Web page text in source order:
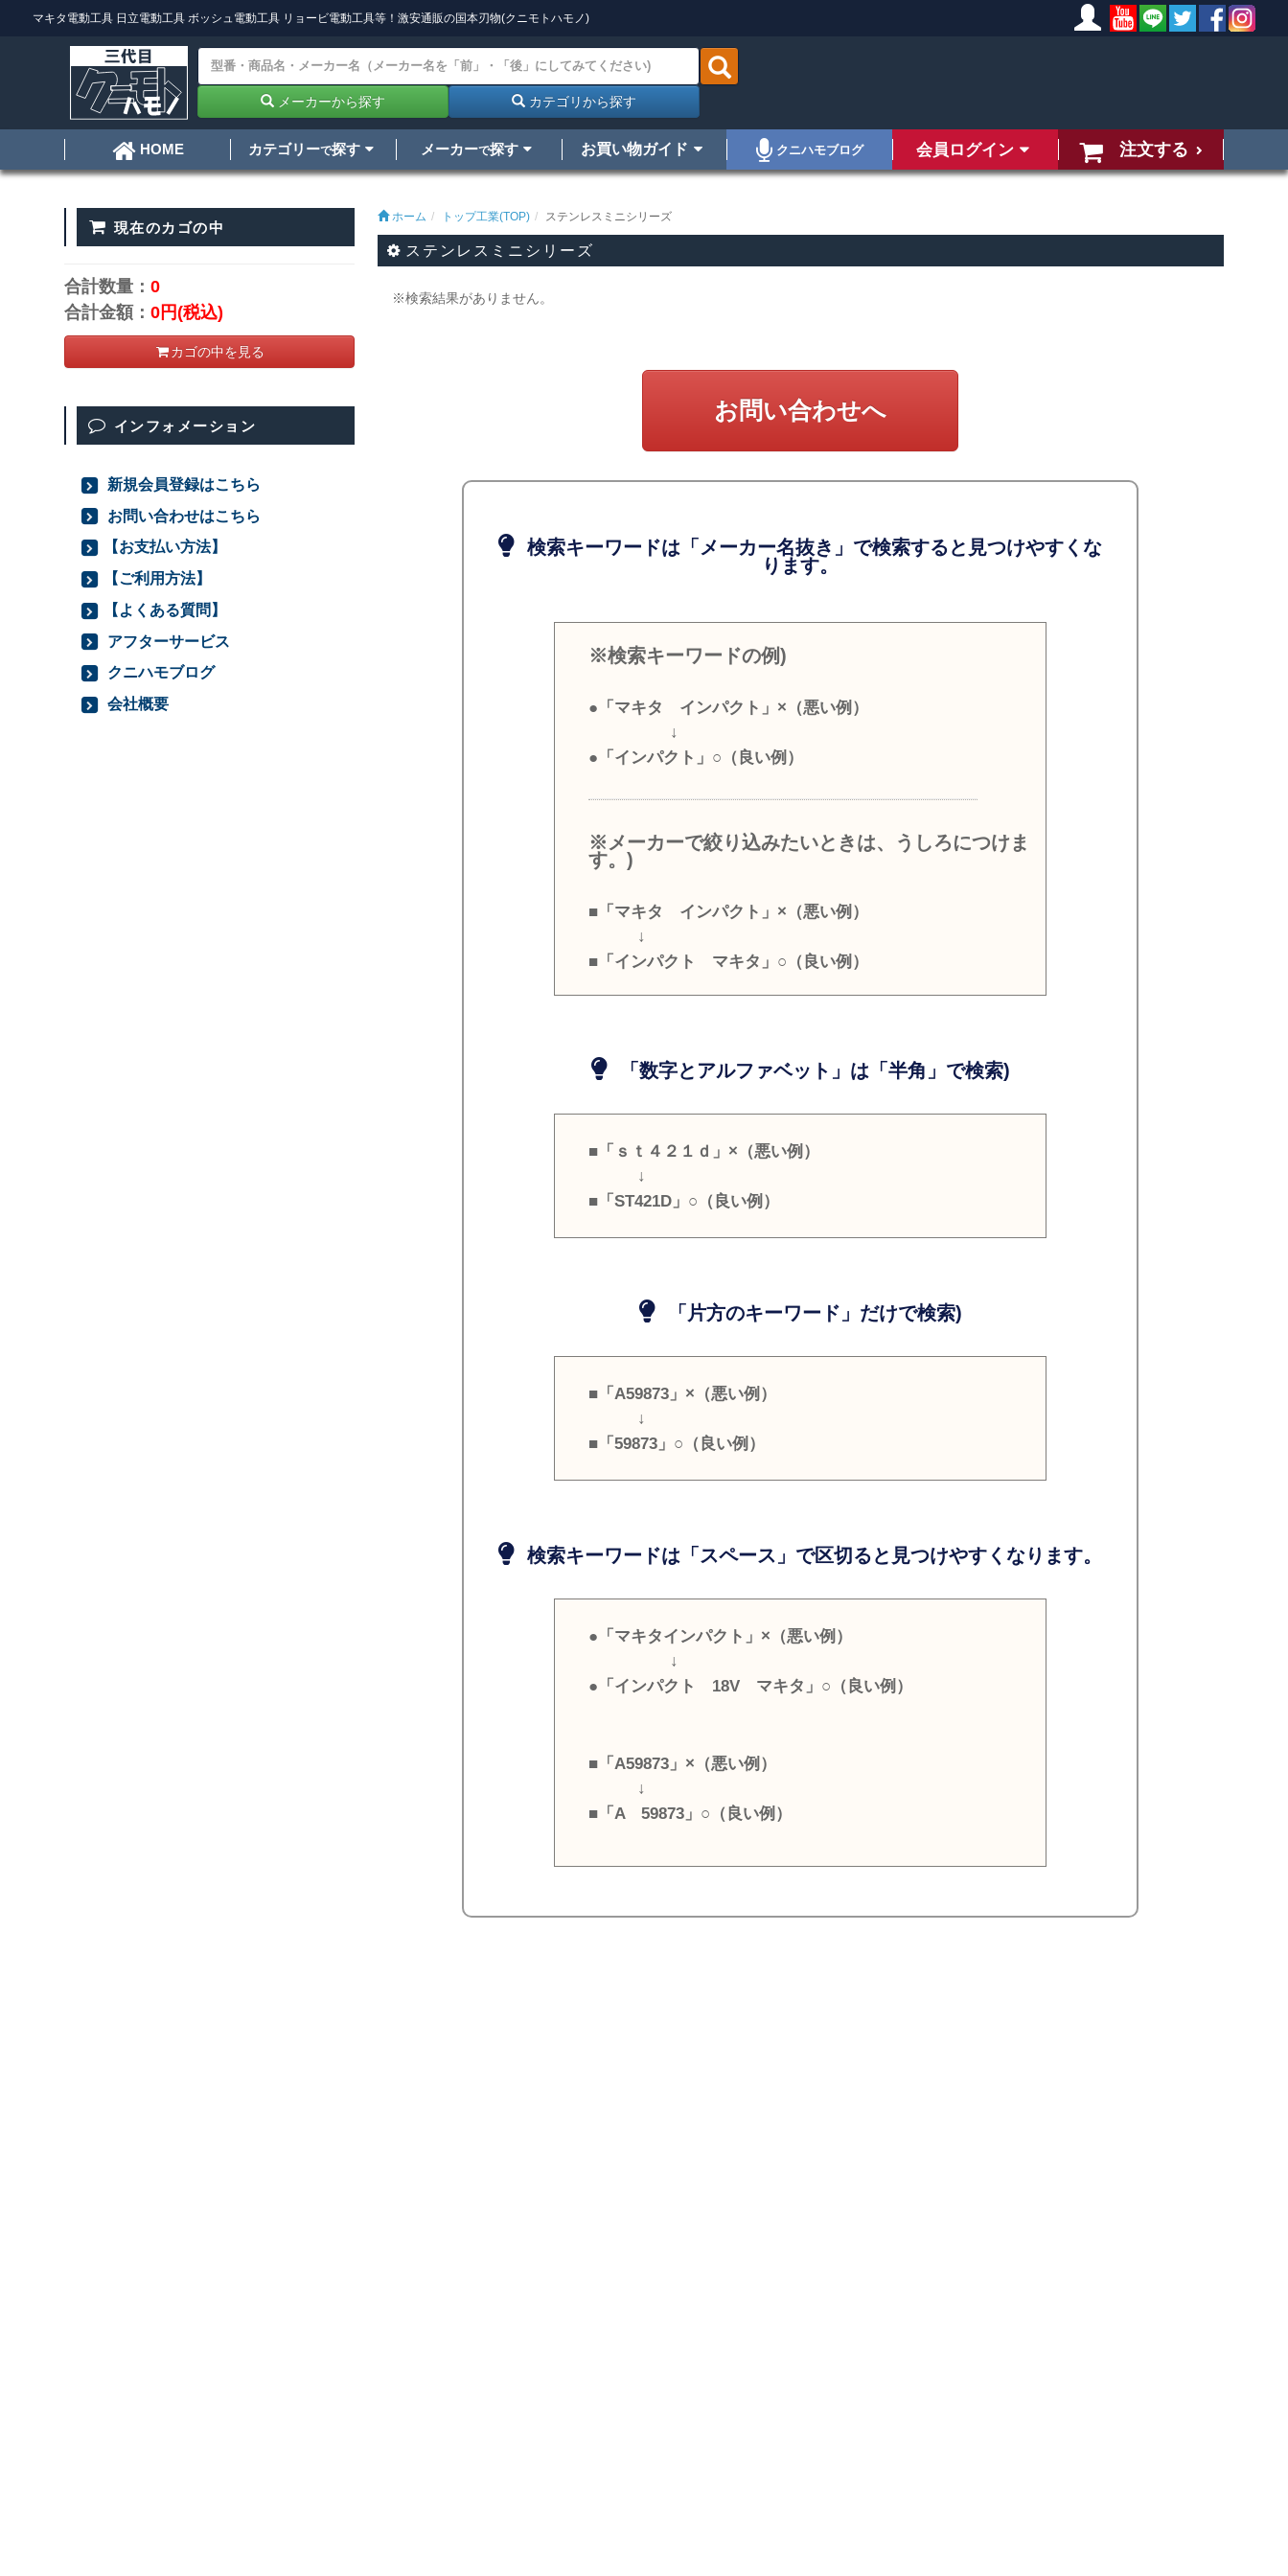
マキタ電動工具 日立電動工具 ボッシュ電動工具 リョービ電動工具等！激安通販の国本刃物(クニモトハモノ)
メーカーから探す カテゴリから探す
HOME カテゴリーで探す メーカーで探す お買い物ガイド クニハモブログ 会員ログイン 注文する
ホーム トップ工業(TOP) ステンレスミニシリーズ
ステンレスミニシリーズ
※検索結果がありません。
お問い合わせへ
検索キーワードは「メーカー名抜き」で検索すると見つけやすくな
ります。
※検索キーワードの例)
●「マキタ インパクト」×（悪い例）
↓
●「インパクト」○（良い例）
※メーカーで絞り込みたいときは、うしろにつけま
す。)
■「マキタ インパクト」×（悪い例）
↓
■「インパクト マキタ」○（良い例）
「数字とアルファベット」は「半角」で検索)
■「ｓｔ４２１ｄ」×（悪い例）
↓
■「ST421D」○（良い例）
「片方のキーワード」だけで検索)
■「A59873」×（悪い例）
↓
■「59873」○（良い例）
検索キーワードは「スペース」で区切ると見つけやすくなります。
●「マキタインパクト」×（悪い例）
↓
●「インパクト 18V マキタ」○（良い例）
■「A59873」×（悪い例）
↓
■「A 59873」○（良い例）
現在のカゴの中
合計数量：0
合計金額：0円(税込)
カゴの中を見る
インフォメーション
新規会員登録はこちら
お問い合わせはこちら
【お支払い方法】
【ご利用方法】
【よくある質問】
アフターサービス
クニハモブログ
会社概要